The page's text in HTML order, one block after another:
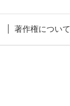
著作権について